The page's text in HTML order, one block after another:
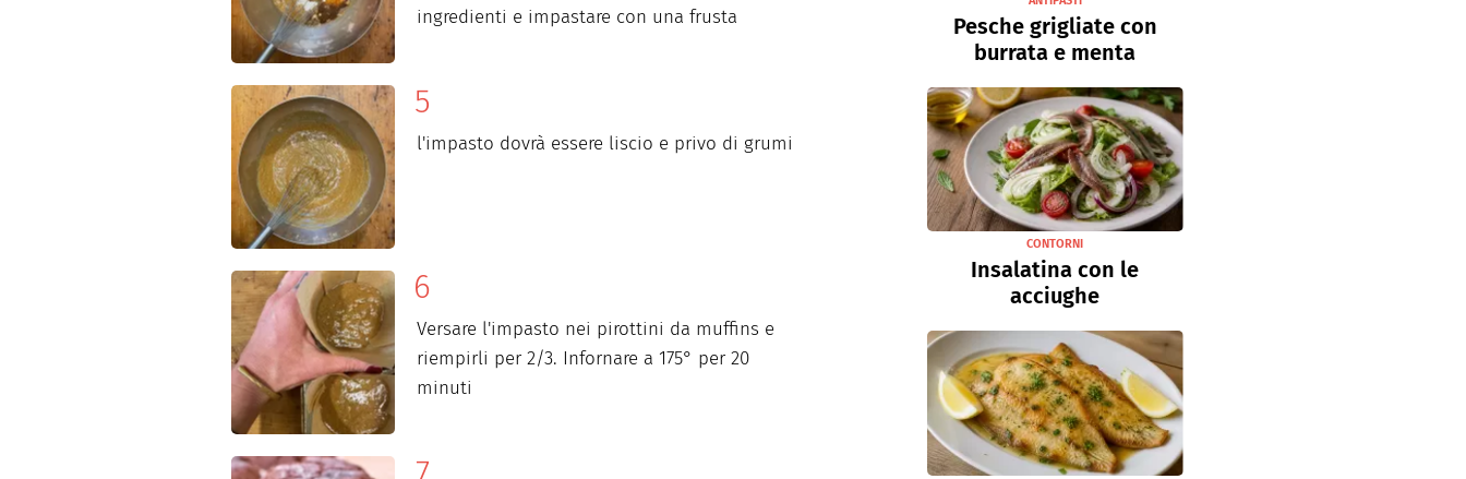
ingredienti e impastare con una frusta
l'impasto dovrà essere liscio e privo di grumi
Versare l'impasto nei pirottini da muffins e
riempirli per 2/3. Infornare a 175° per 20
minuti
Pesche grigliate con
burrata e menta
CONTORNI
Insalatina con le
acciughe